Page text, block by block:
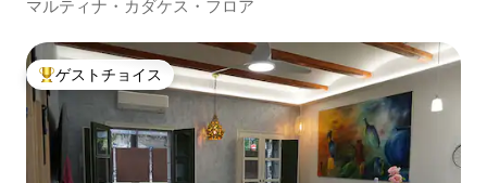
マルティナ・カダケス・フロア
大好評のゲストチョイスです。
ゲストチョイス